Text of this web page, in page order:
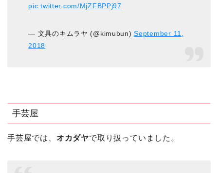
pic.twitter.com/MjZFBPPj97
— 文具のキムラヤ (@kimubun)September 11,
2018
手芸屋
手芸屋では、 オカダヤで取り扱っていました。